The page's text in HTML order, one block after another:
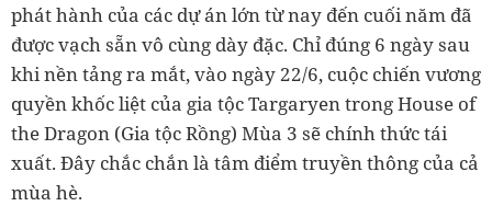
phát hành của các dự án lớn từ nay đến cuối năm đã
được vạch sẵn vô cùng dày đặc. Chỉ đúng 6 ngày sau
khi nền tảng ra mắt, vào ngày 22/6, cuộc chiến vương
quyền khốc liệt của gia tộc Targaryen trong House of
the Dragon (Gia tộc Rồng) Mùa 3 sẽ chính thức tái
xuất. Đây chắc chắn là tâm điểm truyền thông của cả
mùa hè.